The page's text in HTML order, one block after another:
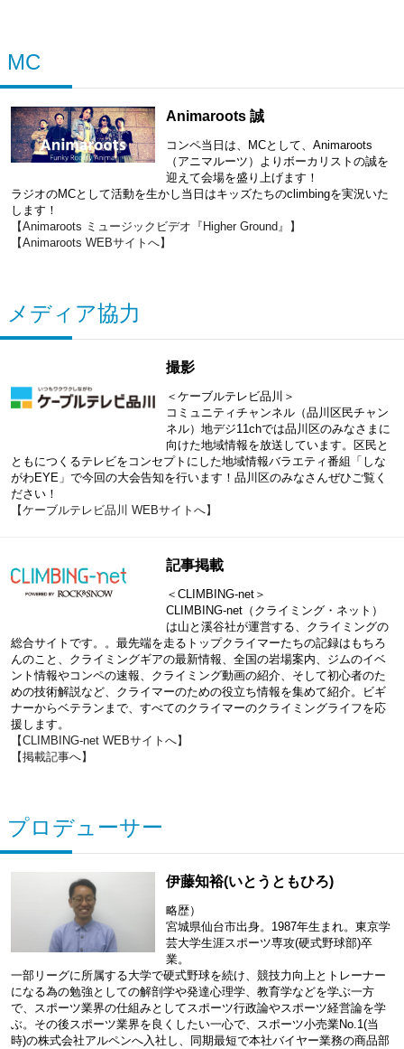
MC
Animaroots 誠
コンペ当日は、MCとして、Animaroots
（アニマルーツ）よりボーカリストの誠を
迎えて会場を盛り上げます！
ラジオのMCとして活動を生かし当日はキッズたちのclimbingを実況いた
します！
【Animaroots ミュージックビデオ『Higher Ground』】
【Animaroots WEBサイトへ】
メディア協力
撮影
＜ケーブルテレビ品川＞
コミュニティチャンネル（品川区民チャン
ネル）地デジ11chでは品川区のみなさまに
向けた地域情報を放送しています。区民と
ともにつくるテレビをコンセプトにした地域情報バラエティ番組「しな
がわEYE」で今回の大会告知を行います！品川区のみなさんぜひご覧く
ださい！
【ケーブルテレビ品川 WEBサイトへ】
記事掲載
＜CLIMBING-net＞
CLIMBING-net（クライミング・ネット）
は山と溪谷社が運営する、クライミングの
総合サイトです。。最先端を走るトップクライマーたちの記録はもちろ
んのこと、クライミングギアの最新情報、全国の岩場案内、ジムのイベ
ント情報やコンペの速報、クライミング動画の紹介、そして初心者のた
めの技術解説など、クライマーのための役立ち情報を集めて紹介。ビギ
ナーからベテランまで、すべてのクライマーのクライミングライフを応
援します。
【CLIMBING-net WEBサイトへ】
【掲載記事へ】
プロデューサー
伊藤知裕(いとうともひろ)
略歴）
宮城県仙台市出身。1987年生まれ。東京学
芸大学生涯スポーツ専攻(硬式野球部)卒
業。
一部リーグに所属する大学で硬式野球を続け、競技力向上とトレーナー
になる為の勉強としての解剖学や発達心理学、教育学などを学ぶ一方
で、スポーツ業界の仕組みとしてスポーツ行政論やスポーツ経営論を学
ぶ。その後スポーツ業界を良くしたい一心で、スポーツ小売業No.1(当
時)の株式会社アルペンへ入社し、同期最短で本社バイヤー業務の商品部